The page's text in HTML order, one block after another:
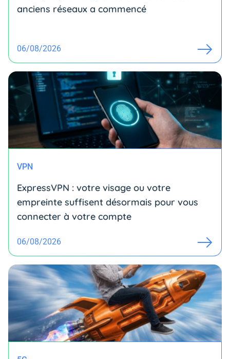
anciens réseaux a commencé
06/08/2026
VPN
ExpressVPN : votre visage ou votre
empreinte suffisent désormais pour vous
connecter à votre compte
06/08/2026